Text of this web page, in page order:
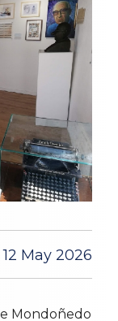
12 May 2026
Mondoñedo